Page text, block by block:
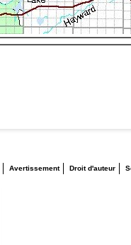
Avertissement Droit d'auteur